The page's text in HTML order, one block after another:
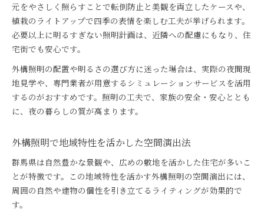
元をやさしく照らすことで転倒防止と美観を両立したケースや、
植栽のライトアップで四季の表情を楽しむ工夫が挙げられます。
必要以上に明るすぎない照明計画は、近隣への配慮にもなり、住
宅街でも安心です。
外構照明の配置や明るさの選び方に迷った場合は、実際の夜間現
地見学や、専門業者が用意するシミュレーションサービスを活用
するのがおすすめです。照明の工夫で、家族の安全・安心ととも
に、夜の暮らしの質が高まります。
外構照明で地域特性を活かした空間演出法
群馬県は自然豊かな景観や、広めの敷地を活かした住宅が多いこ
とが特徴です。この地域特性を活かす外構照明の空間演出には、
周囲の自然や建物の個性を引き立てるライティングが効果的で
す。